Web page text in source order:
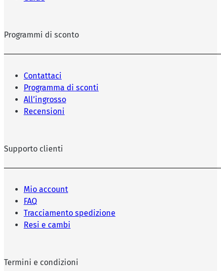
Programmi di sconto
Contattaci
Programma di sconti
All’ingrosso
Recensioni
Supporto clienti
Mio account
FAQ
Tracciamento spedizione
Resi e cambi
Termini e condizioni